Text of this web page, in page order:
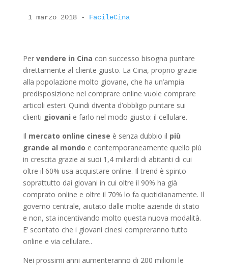
1 marzo 2018 - FacileCina
Per vendere in Cina con successo bisogna puntare
direttamente al cliente giusto. La Cina, proprio grazie
alla popolazione molto giovane, che ha un’ampia
predisposizione nel comprare online vuole comprare
articoli esteri. Quindi diventa d’obbligo puntare sui
clienti giovani e farlo nel modo giusto: il cellulare.
Il mercato online cinese è senza dubbio il più
grande al mondo e contemporaneamente quello più
in crescita grazie ai suoi 1,4 miliardi di abitanti di cui
oltre il 60% usa acquistare online. Il trend è spinto
soprattutto dai giovani in cui oltre il 90% ha già
comprato online e oltre il 70% lo fa quotidianamente. Il
governo centrale, aiutato dalle molte aziende di stato
e non, sta incentivando molto questa nuova modalità.
E’ scontato che i giovani cinesi compreranno tutto
online e via cellulare..
Nei prossimi anni aumenteranno di 200 milioni le